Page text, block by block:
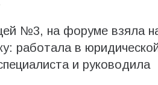
№3, на форуме взяла
работала в
и руководила